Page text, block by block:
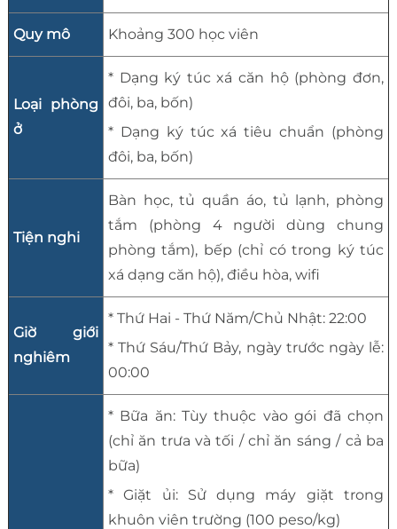
Quy mô Khoảng 300 học viên
Loại phòng
ở
* Dạng ký túc xá căn hộ (phòng đơn,
đôi, ba, bốn)
* Dạng ký túc xá tiêu chuẩn (phòng
đôi, ba, bốn)
Tiện nghi
Bàn học, tủ quần áo, tủ lạnh, phòng
tắm (phòng 4 người dùng chung
phòng tắm), bếp (chỉ có trong ký túc
xá dạng căn hộ), điều hòa, wifi
Giờ giới
nghiêm
* Thứ Hai - Thứ Năm/Chủ Nhật: 22:00
* Thứ Sáu/Thứ Bảy, ngày trước ngày lễ:
00:00
* Bữa ăn: Tùy thuộc vào gói đã chọn
(chỉ ăn trưa và tối / chỉ ăn sáng / cả ba
bữa)
* Giặt ủi: Sử dụng máy giặt trong
khuôn viên trường (100 peso/kg)